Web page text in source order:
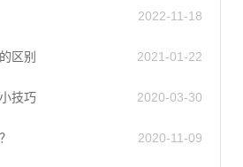
2022-11-18
区别 2021-01-22
技巧 2020-03-30
2020-11-09